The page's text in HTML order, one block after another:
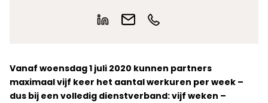
Vanaf woensdag 1 juli 2020 kunnen partners
maximaal vijf keer het aantal werkuren per week –
dus bij een volledig dienstverband: vijf weken –